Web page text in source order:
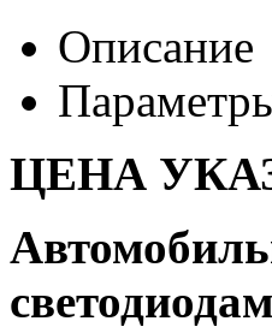
Описание
ЦЕНА